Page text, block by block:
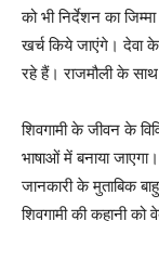
को भी निर्देशन का
खर्च किये जाएंगे। देवा
रहे हैं। राजमौली के
शिवगामी के जीवन के
भाषाओं में बनाया
जानकारी के मुताबिक
शिवगामी की कहानी